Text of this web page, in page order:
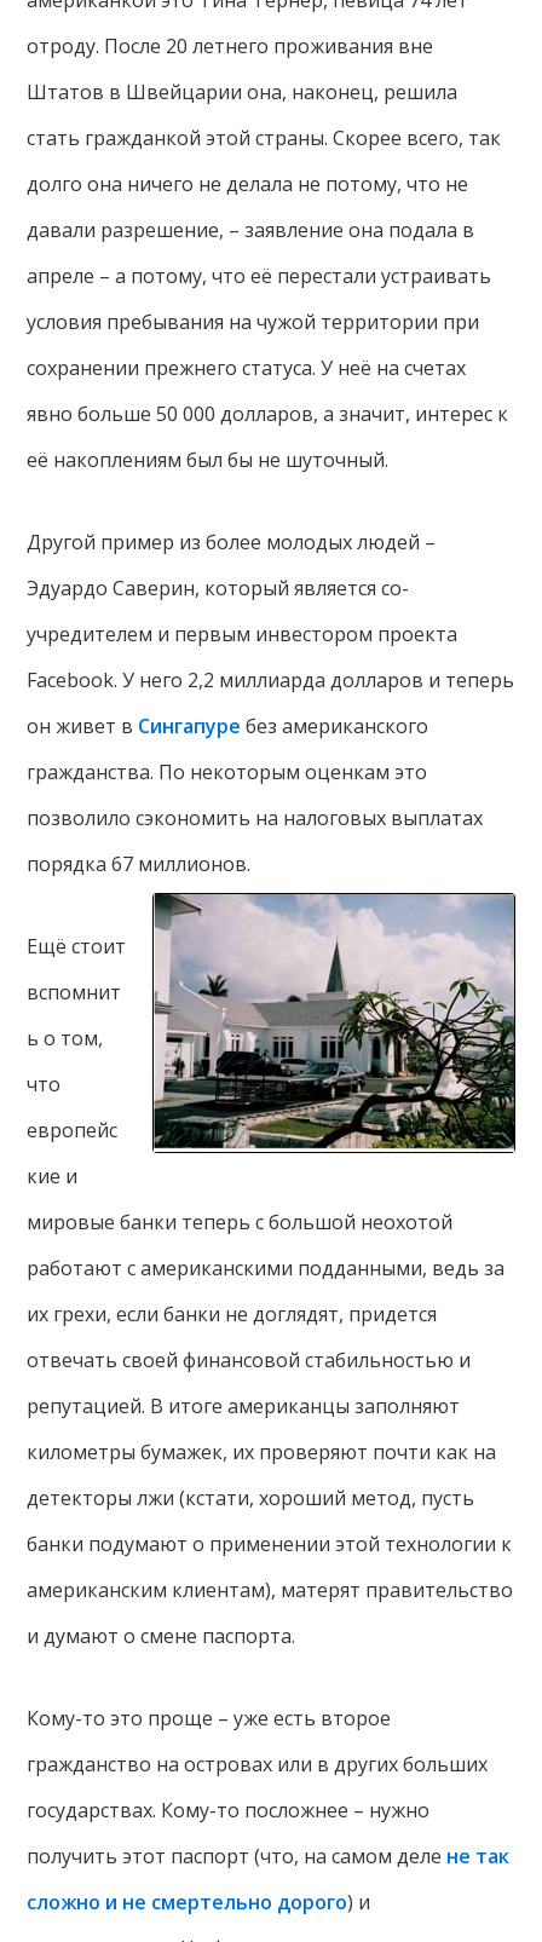
отроду. После 20 летнего проживания вне
Штатов в Швейцарии она, наконец, решила
стать гражданкой этой страны. Скорее всего, так
долго она ничего не делала не потому, что не
давали разрешение, – заявление она подала в
апреле – а потому, что её перестали устраивать
условия пребывания на чужой территории при
сохранении прежнего статуса. У неё на счетах
явно больше 50 000 долларов, а значит, интерес к
её накоплениям был бы не шуточный.
Другой пример из более молодых людей –
Эдуардо Саверин, который является со-
учредителем и первым инвестором проекта
Facebook. У него 2,2 миллиарда долларов и теперь
он живет в Сингапуре без американского
гражданства. По некоторым оценкам это
позволило сэкономить на налоговых выплатах
порядка 67 миллионов.
Ещё стоит
вспомнит
ь о том,
что
европейс
кие и
мировые банки теперь с большой неохотой
работают с американскими подданными, ведь за
их грехи, если банки не доглядят, придется
отвечать своей финансовой стабильностью и
репутацией. В итоге американцы заполняют
километры бумажек, их проверяют почти как на
детекторы лжи (кстати, хороший метод, пусть
банки подумают о применении этой технологии к
американским клиентам), матерят правительство
и думают о смене паспорта.
Кому-то это проще – уже есть второе
гражданство на островах или в других больших
государствах. Кому-то посложнее – нужно
получить этот паспорт (что, на самом деле не так
сложно и не смертельно дорого) и